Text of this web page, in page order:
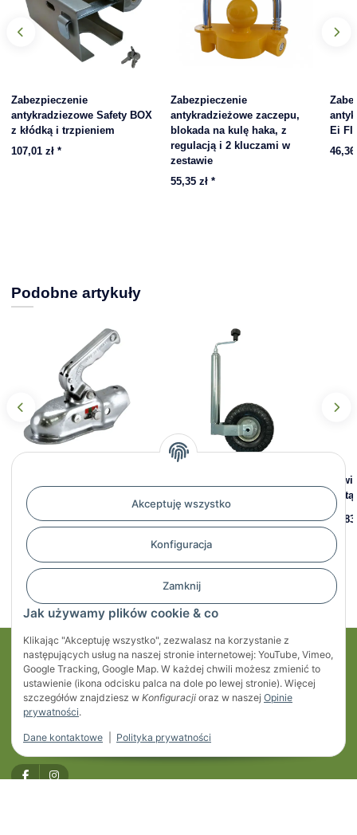
Akceptuję wszystko
Konfiguracja
Zamknij
Jak używamy plików cookie & co
Klikając "Akceptuję wszystko", zezwalasz na korzystanie z
następujących usług na naszej stronie internetowej: YouTube, Vimeo,
Google Tracking, Google Map. W każdej chwili możesz zmienić to
ustawienie (ikona odcisku palca na dole po lewej stronie). Więcej
szczegółów znajdziesz w Konfiguracji oraz w naszej Opinie
prywatności.
Dane kontaktowe Polityka prywatności
Zabezpieczenie
antykradziezowe Safety BOX
z kłódką i trzpieniem
107,01 zł *
Zabezpieczenie
antykradzieżowe zaczepu,
blokada na kulę haka, z
regulacją i 2 kluczami w
zestawie
55,35 zł *
Ei FI
Podobne artykuły
kulowy WW 220 R-A, 2200
kg, FI 45–46 mm, otwory
12,5 mm
151,60 zł
85 mm
146,81 zł*
Moje konto
Regulaminy